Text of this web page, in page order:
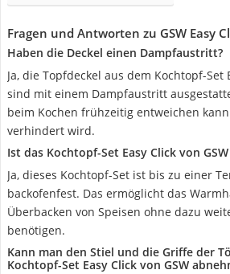
Fragen und Antworten zu GSW Easy
Haben die Deckel einen Dampfaustritt?
Ja, die Topfdeckel aus dem Kochtopf-Set
sind mit einem Dampfaustritt
beim Kochen frühzeitig entweichen
verhindert wird.
Ist das Kochtopf-Set Easy Click von
Ja, dieses Kochtopf-Set ist bis zu einer
backofenfest. Das ermöglicht das
Überbacken von Speisen ohne dazu
benötigen.
Kann man den Stiel und die Griffe der
Kochtopf-Set Easy Click von GSW